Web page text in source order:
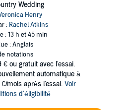
Wedding
Henry
: Rachel Atkins
: 13 h et 45 min
: Anglais
notations
€ ou gratuit avec l'essai.
automatique à
€/mois après l'essai. Voir
d'éligibilité